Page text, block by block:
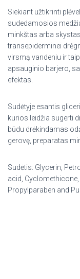
Siekiant užtikrinti
sudedamosios
minkštas arba
transepiderminei
virsmą vandeniu ir
apsauginio barjero,
efektas.
Sudėtyje esantis
kurios leidžia sugerti
būdu drėkindamas
gerovę, preparatas
Sudėtis: Glycerin,
acid, Cyclomethicone,
Propylparaben and